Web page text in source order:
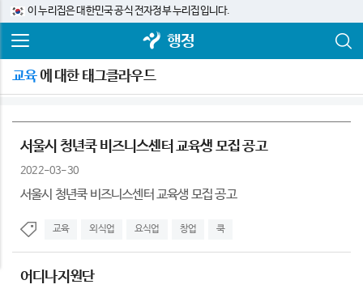
이 누리집은 대한민국 공식 전자정부 누리집입니다.
행정
교육에 대한 태그클라우드
서울시 청년쿡 비즈니스센터 교육생 모집 공고
2022-03-30
서울시 청년쿡 비즈니스센터 교육생 모집 공고
교육 외식업 요식업 창업 쿡
어디나지원단